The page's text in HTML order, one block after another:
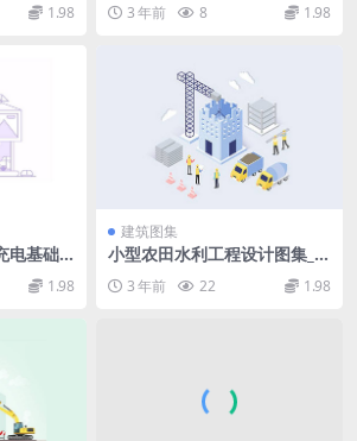
1.98 3 年前 8 1.98
电基础
1.98
建筑图集
小型农田水利工程设计图集_部
3 年前 22 1.98